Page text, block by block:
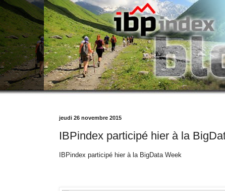
jeudi 26 novembre 2015
IBPindex participé hier à la
IBPindex participé hier à la BigData Week